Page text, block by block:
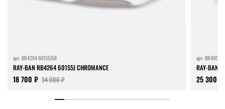
арт.RB4264 601S5J58
RAY-BAN RB4264 601S5J CHROMANCE
18 700 ₽ 34 000 ₽
арт.RB4954
RAY-BAN
25 300 ₽